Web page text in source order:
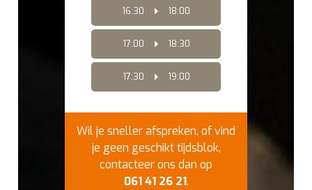
16:30 18:00
17:00 18:30
17:30 19:00
Wil je sneller afspreken, of vind
je geen geschikt tijdsblok,
contacteer ons dan op
061 41 26 21.